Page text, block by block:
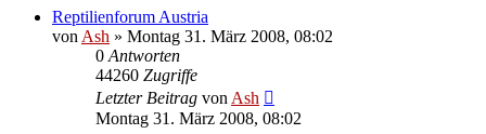
Reptilienforum Austria
von Ash » Montag 31. März 2008, 08:02
0 Antworten
44260 Zugriffe
Letzter Beitrag von Ash
Montag 31. März 2008, 08:02